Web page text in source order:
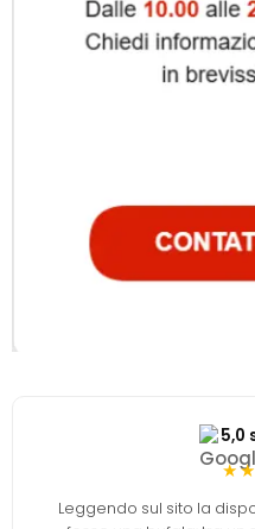
5,0
Leggendo sul sito la